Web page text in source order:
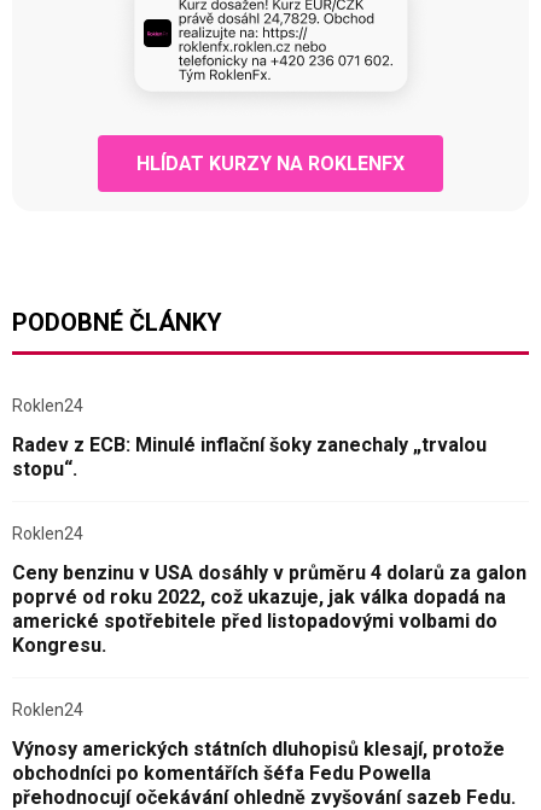
HLÍDAT KURZY NA ROKLENFX
PODOBNÉ ČLÁNKY
Roklen24
Radev z ECB: Minulé inflační šoky zanechaly „trvalou
stopu“.
Roklen24
Ceny benzinu v USA dosáhly v průměru 4 dolarů za galon
poprvé od roku 2022, což ukazuje, jak válka dopadá na
americké spotřebitele před listopadovými volbami do
Kongresu.
Roklen24
Výnosy amerických státních dluhopisů klesají, protože
obchodníci po komentářích šéfa Fedu Powella
přehodnocují očekávání ohledně zvyšování sazeb Fedu.